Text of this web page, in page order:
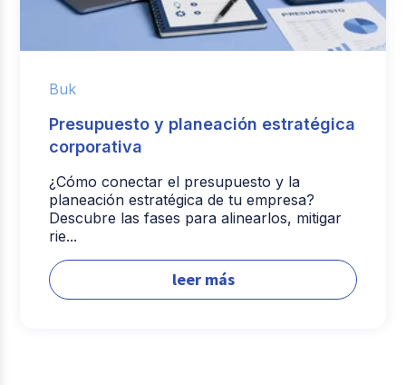
Buk
Presupuesto y planeación estratégica
corporativa
¿Cómo conectar el presupuesto y la
planeación estratégica de tu empresa?
Descubre las fases para alinearlos, mitigar
rie...
leer más